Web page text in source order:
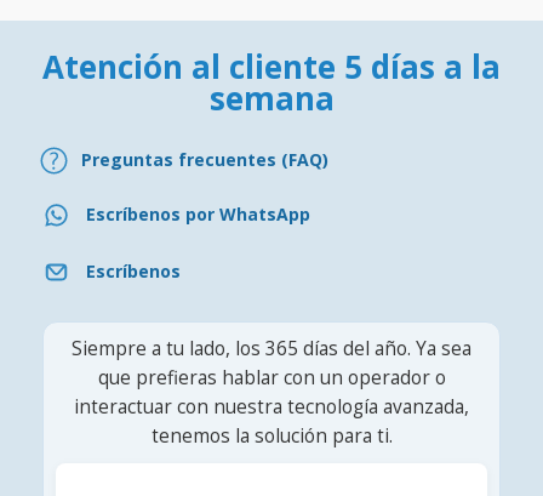
Atención al cliente 5 días a la
semana
Preguntas frecuentes (FAQ)
Escríbenos por WhatsApp
Escríbenos
Siempre a tu lado, los 365 días del año. Ya sea
que prefieras hablar con un operador o
interactuar con nuestra tecnología avanzada,
tenemos la solución para ti.